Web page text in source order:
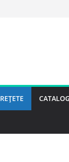
REȚETE CATALOG